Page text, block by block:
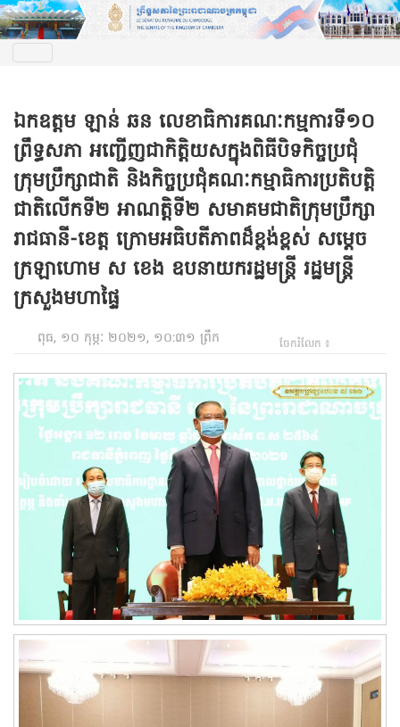
ឯកឧត្តម ឡាន់ ឆន លេខាធិការគណៈកម្មការទី១០
ព្រឹទ្ធសភា អញ្ជើញជាកិត្តិយសក្នុងពិធីបិទកិច្ចប្រជុំ
ក្រុមប្រឹក្សាជាតិ និងកិច្ចប្រជុំគណៈកម្មាធិការប្រតិបត្តិ
ជាតិលើកទី២ អាណត្តិទី២ សមាគមជាតិក្រុមប្រឹក្សា
រាជធានី-ខេត្ត ក្រោមអធិបតីភាពដ៏ខ្ពង់ខ្ពស់ សម្តេច
ក្រឡាហោម ស ខេង ឧបនាយករដ្ឋមន្ត្រី រដ្ឋមន្ត្រី
ក្រសួងមហាផ្ទៃ
ពុធ, ១០ កុម្ភៈ ២០២១, ១០:៣១ ព្រឹក ចែករំលែក ៖